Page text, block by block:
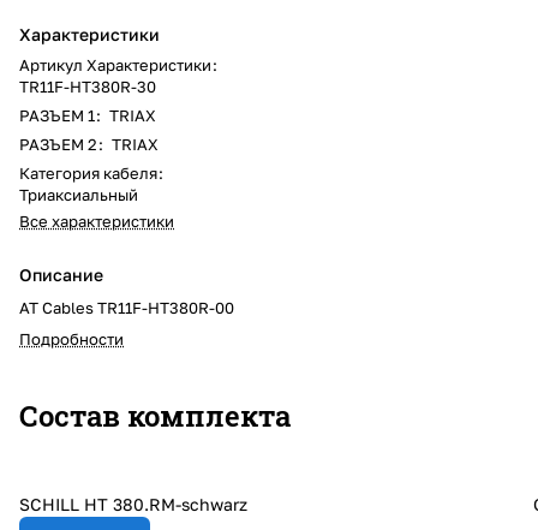
Характеристики
Артикул Характеристики:
TR11F-HT380R-30
РАЗЪЕМ 1: TRIAX
РАЗЪЕМ 2: TRIAX
Категория кабеля:
Триаксиальный
Все характеристики
Описание
AT Cables TR11F-HT380R-00
Подробности
Состав комплекта
SCHILL HT 380.RM-schwarz